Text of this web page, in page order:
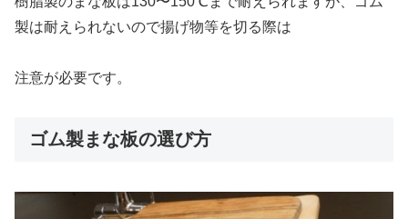
製は耐えられないので揚げ物等を切る際は
注意が必要です。
ゴム製まな板の選び方